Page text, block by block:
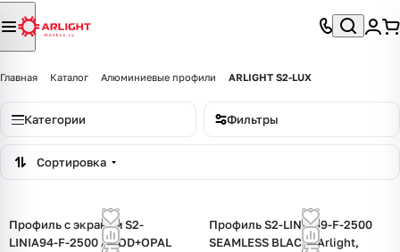
Главная Каталог Алюминиевые профили ARLIGHT S2-LUX
Категории Фильтры
Сортировка
Профиль с экраном S2-
LINIA94-F-2500 ANOD+OPAL
Профиль S2-LINIA69-F-2500
SEAMLESS BLACK (Arlight,